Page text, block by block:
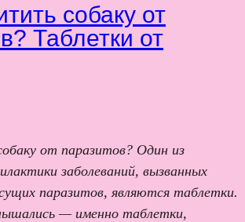
собаку от
Таблетки от
от паразитов? Один из
заболеваний, вызванных
паразитов, являются таблетки.
— именно таблетки,